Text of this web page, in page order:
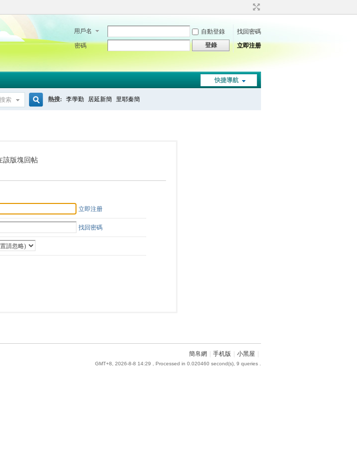
用戶名 自動登錄
找回密碼
密碼
登錄 立即注册
快捷導航
搜索
索
熱搜: 李學勤 居延新簡 里耶秦簡
該版塊回帖
立即注册
找回密碼
簡帛網 手机版 小黑屋
GMT+8, 2026-8-8 14:29 , Processed in 0.020460 second(s), 9 queries .